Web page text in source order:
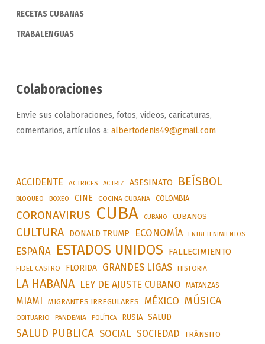
RECETAS CUBANAS
TRABALENGUAS
Colaboraciones
Envíe sus colaboraciones, fotos, videos, caricaturas,
comentarios, artículos a: albertodenis49@gmail.com
ACCIDENTE ACTRICES ACTRIZ ASESINATO BEÍSBOL
BLOQUEO BOXEO CINE COCINA CUBANA COLOMBIA
CORONAVIRUS CUBA CUBANO CUBANOS
CULTURA DONALD TRUMP ECONOMÍA ENTRETENIMIENTOS
ESPAÑA ESTADOS UNIDOS FALLECIMIENTO
FIDEL CASTRO FLORIDA GRANDES LIGAS HISTORIA
LA HABANA LEY DE AJUSTE CUBANO MATANZAS
MIAMI MIGRANTES IRREGULARES MÉXICO MÚSICA
OBITUARIO PANDEMIA POLÍTICA RUSIA SALUD
SALUD PUBLICA SOCIAL SOCIEDAD TRÁNSITO